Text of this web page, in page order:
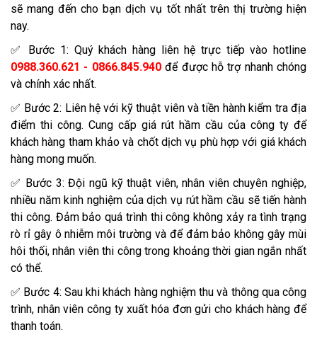
sẽ mang đến cho bạn dịch vụ tốt nhất trên thị trường hiện
nay.
✅ Bước 1: Quý khách hàng liên hệ trực tiếp vào hotline
0988.360.621 - 0866.845.940 để được hỗ trợ nhanh chóng
và chính xác nhất.
✅ Bước 2: Liên hệ với kỹ thuật viên và tiền hành kiểm tra địa
điểm thi công. Cung cấp giá rút hầm cầu của công ty để
khách hàng tham khảo và chốt dịch vụ phù hợp với giá khách
hàng mong muốn.
✅ Bước 3: Đội ngũ kỹ thuật viên, nhân viên chuyên nghiệp,
nhiều năm kinh nghiệm của dịch vụ rút hầm cầu sẽ tiến hành
thi công. Đảm bảo quá trình thi công không xảy ra tình trạng
rò rỉ gây ô nhiễm môi trường và để đảm bảo không gây mùi
hôi thối, nhân viên thi công trong khoảng thời gian ngắn nhất
có thể.
✅ Bước 4: Sau khi khách hàng nghiệm thu và thông qua công
trình, nhân viên công ty xuất hóa đơn gửi cho khách hàng để
thanh toán.